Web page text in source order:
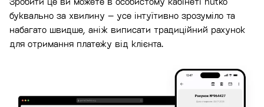
буквально за хвилину – усе інтуїтивно зрозуміло та
набагато швидше, аніж виписати традиційний рахунок
для отримання платежу від клієнта.